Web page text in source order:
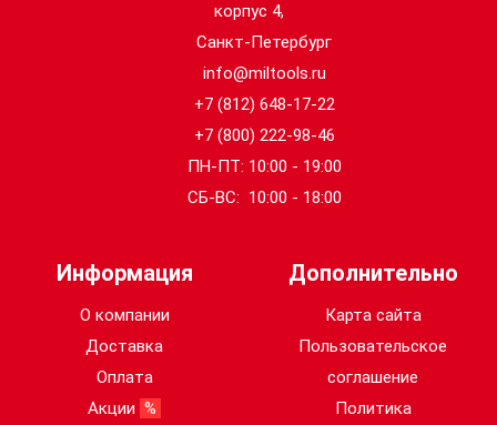
корпус 4,
Санкт-Петербург
info@miltools.ru
+7 (812) 648-17-22
+7 (800) 222-98-46
ПН-ПТ: 10:00 - 19:00
СБ-ВС: 10:00 - 18:00
Информация
О компании
Доставка
Оплата
Акции %
Дополнительно
Карта сайта
Пользовательское
соглашение
Политика